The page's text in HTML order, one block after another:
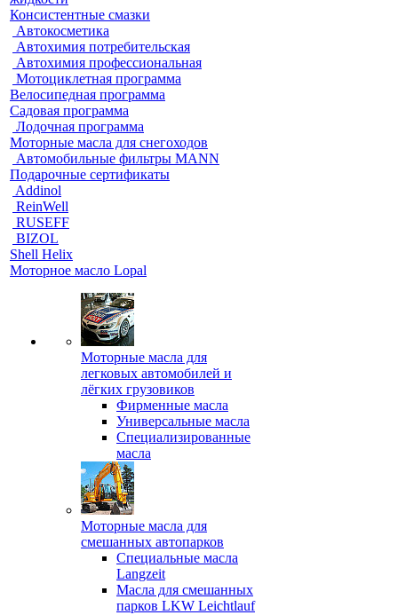
Консистентные смазки
Автокосметика
Автохимия потребительская
Автохимия профессиональная
Мотоциклетная программа
Велосипедная программа
Садовая программа
Лодочная программа
Моторные масла для снегоходов
Автомобильные фильтры MANN
Подарочные сертификаты
Addinol
ReinWell
RUSEFF
BIZOL
Shell Helix
Моторное масло Lopal
Моторные масла для
легковых автомобилей и
лёгких грузовиков
Фирменные масла
Универсальные масла
Специализированные
масла
Моторные масла для
смешанных автопарков
Специальные масла
Langzeit
Масла для смешанных
парков LKW Leichtlauf